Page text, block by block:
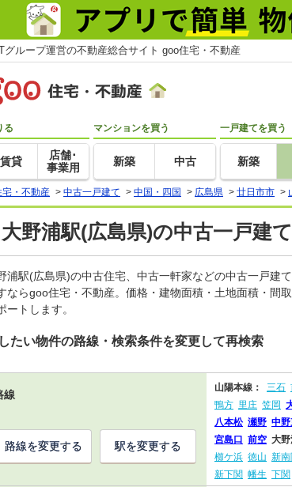
グループ運営の不動産総合サイト goo住宅・不動産
る
賃貸
店舗･
事業用
マンションを買う
新築 中古
一戸建てを買う
新築
宅・不動産 > 中古一戸建て > 中国・四国 > 広島県 > 廿日市市 >
大野浦駅(広島県)の中古一戸建
浦駅(広島県)の中古住宅、中古一軒家などの中古一戸建
ならgoo住宅・不動産。価格・建物面積・土地面積・間
ートします。
たい物件の路線・検索条件を変更して再検索
線
山陽本線： 三石
鴨方 里庄 笠岡
八本松 瀬野 中
宮島口
前空 大
櫛ケ浜 徳山 新
新下関 幡生 下関
路線を変更する 駅を変更する